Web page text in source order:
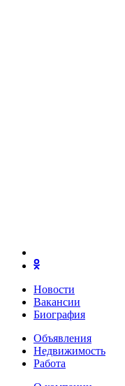
Новости
Вакансии
Биография
Объявления
Недвижимость
Работа